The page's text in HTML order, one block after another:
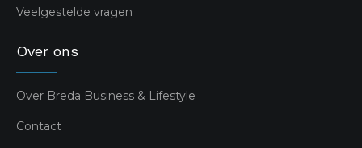
Veelgestelde vragen
Over ons
Over Breda Business & Lifestyle
Contact